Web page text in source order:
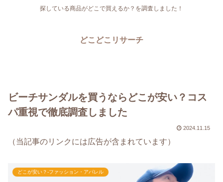
探している商品がどこで買えるか？を調査しました！
どこどこリサーチ
ビーチサンダルを買うならどこが安い？コス
パ重視で徹底調査しました
2024.11.15
（当記事のリンクには広告が含まれています）
どこが安い？-ファッション・アパレル